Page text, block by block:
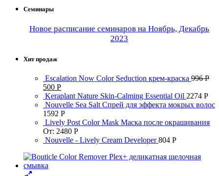
Семинары
Новое расписание семинаров на Ноябрь, Декабрь
2023
Хит продаж
Escalation Now Color Seduction крем-краска 996Р
500 Р
Keraplant Nature Skin-Calming Essential Oil 2274 Р
Nouvelle Sea Salt Спрей для эффекта мокрых волос
1592 Р
Lively Post Color Mask Маска после окрашивания
От: 2480 Р
Nouvelle - Lively Cream Developer 804 Р